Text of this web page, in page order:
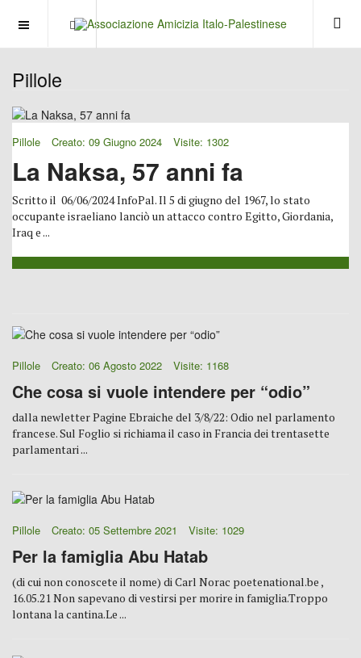
OFF CANVAS
Pillole
Pillole Creato: 09 Giugno 2024 Visite: 1302
La Naksa, 57 anni fa
Scritto il 06/06/2024 InfoPal. Il 5 di giugno del 1967, lo stato
occupante israeliano lanciò un attacco contro Egitto, Giordania,
Iraq e ...
Pillole Creato: 06 Agosto 2022 Visite: 1168
Che cosa si vuole intendere per “odio”
dalla newletter Pagine Ebraiche del 3/8/22: Odio nel parlamento
francese. Sul Foglio si richiama il caso in Francia dei trentasette
parlamentari ...
Pillole Creato: 05 Settembre 2021 Visite: 1029
Per la famiglia Abu Hatab
(di cui non conoscete il nome) di Carl Norac poetenational.be ,
16.05.21 Non sapevano di vestirsi per morire in famiglia.Troppo
lontana la cantina.Le ...